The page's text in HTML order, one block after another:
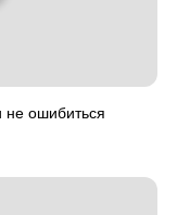
не ошибиться